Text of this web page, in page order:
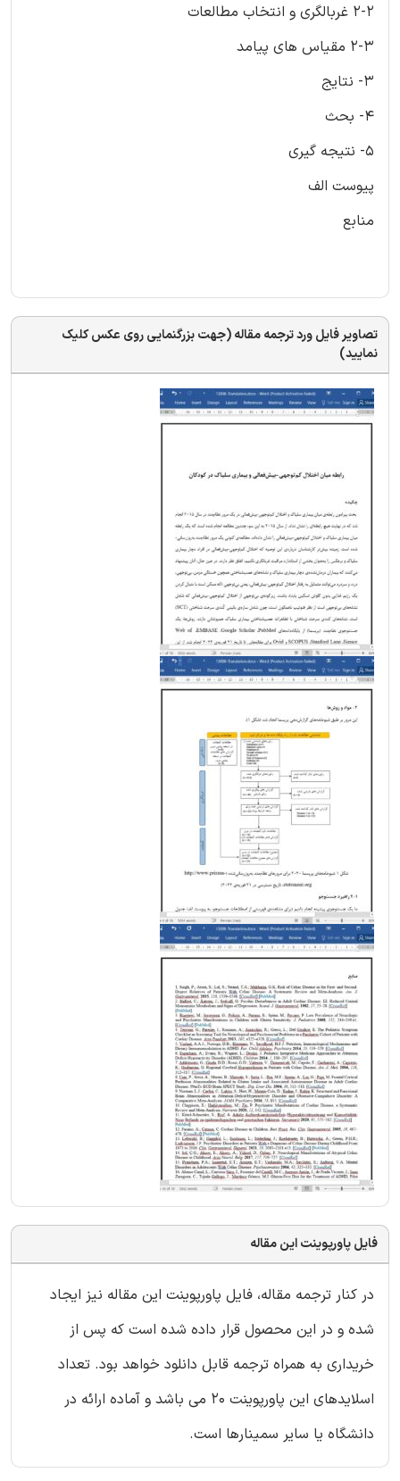
2-2 غربالگری و انتخاب مطالعات
2-3 مقیاس های پیامد
3- نتایج
4- بحث
5- نتیجه گیری
پیوست الف
منابع
تصاویر فایل ورد ترجمه مقاله (جهت بزرگنمایی روی عکس کلیک
نمایید)
فایل پاورپوینت این مقاله
در کنار ترجمه مقاله، فایل پاورپوینت این مقاله نیز ایجاد
شده و در این محصول قرار داده شده است که پس از
خریداری به همراه ترجمه قابل دانلود خواهد بود. تعداد
اسلایدهای این پاورپوینت 20 می باشد و آماده ارائه در
دانشگاه یا سایر سمینارها است.